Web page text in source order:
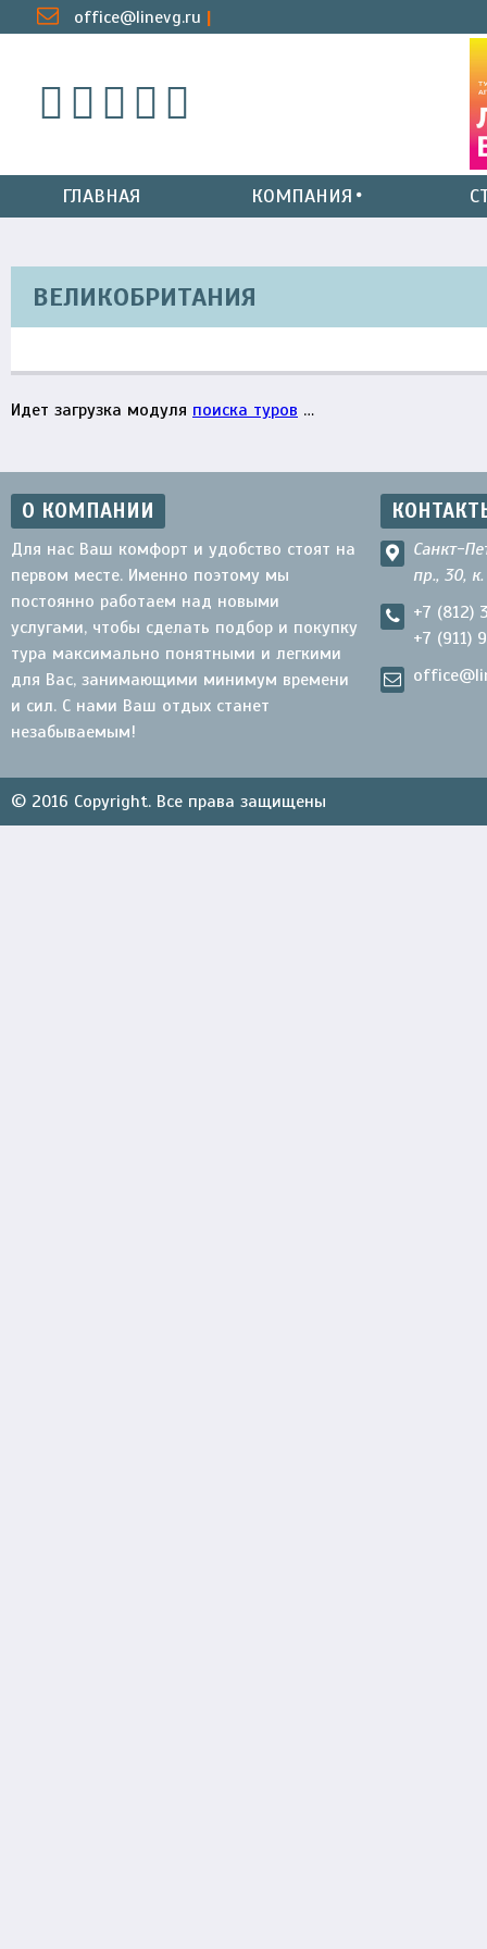
office@linevg.ru
ГЛАВНАЯ КОМПАНИЯ
ВЕЛИКОБРИТАНИЯ
Идет загрузка модуля поиска туров …
О КОМПАНИИ
Для нас Ваш комфорт и удобство стоят на
первом месте. Именно поэтому мы
постоянно работаем над новыми
услугами, чтобы сделать подбор и покупку
тура максимально понятными и легкими
для Вас, занимающими минимум времени
и сил. С нами Ваш отдых станет
незабываемым!
Санкт-
пр., 30,
+7 (812)
+7 (911)
© 2016 Copyright. Все права защищены